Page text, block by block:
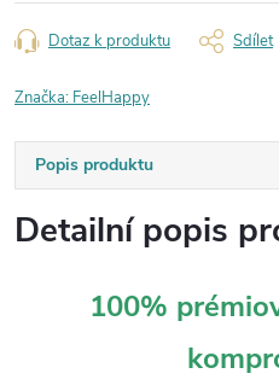
Dotaz k produktu Sdílet
Značka: FeelHappy
Popis produktu
Detailní popis
100%